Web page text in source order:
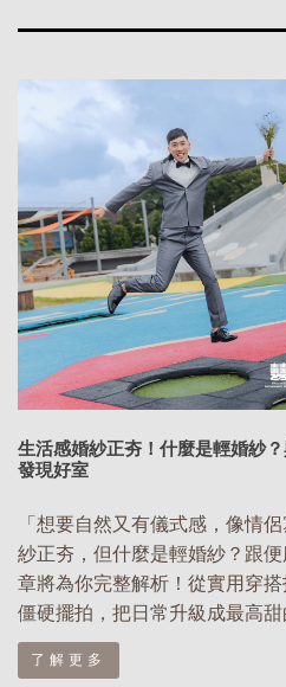
生活感婚紗正夯！什麼是輕婚紗
發現好室
「想要自然又有儀式感，像情
紗正夯，但什麼是輕婚紗？跟
章將為你完整解析！從實用穿
僵硬擺拍，把日常升級成最高甜
了解更多